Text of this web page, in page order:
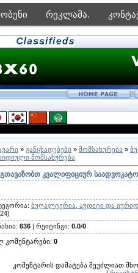
რეკლამა.
» განცხადებები » მომსახურება »
მომსახურება
გთავაზობთ კვალიფიციურ
: ბუღალტერია, აუდიტი და
: 636 | რეიტინგი: 0.0/0
კომენტარები: 0
კომენტარის დამატება შეუძლიათ